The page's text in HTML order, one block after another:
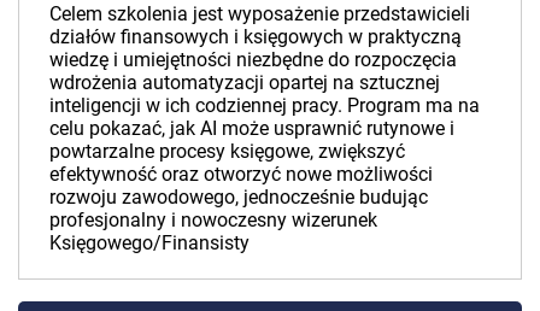
Celem szkolenia jest wyposażenie przedstawicieli
działów finansowych i księgowych w praktyczną
wiedzę i umiejętności niezbędne do rozpoczęcia
wdrożenia automatyzacji opartej na sztucznej
inteligencji w ich codziennej pracy. Program ma na
celu pokazać, jak AI może usprawnić rutynowe i
powtarzalne procesy księgowe, zwiększyć
efektywność oraz otworzyć nowe możliwości
rozwoju zawodowego, jednocześnie budując
profesjonalny i nowoczesny wizerunek
Księgowego/Finansisty